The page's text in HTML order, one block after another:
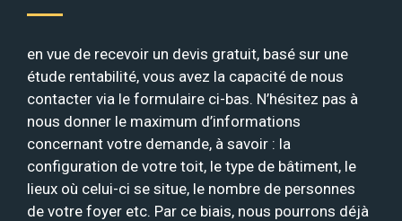
en vue de recevoir un devis gratuit, basé sur une
étude rentabilité, vous avez la capacité de nous
contacter via le formulaire ci-bas. N’hésitez pas à
nous donner le maximum d’informations
concernant votre demande, à savoir : la
configuration de votre toit, le type de bâtiment, le
lieux où celui-ci se situe, le nombre de personnes
de votre foyer etc. Par ce biais, nous pourrons déjà